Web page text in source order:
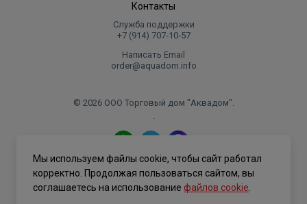
Контакты
Служба поддержки
+7 (914) 707‑10‑57
Написать Email
order@aquadom.info
© 2026 ООО Торговый дом "Аквадом".
.
Политика конфиденциальности
Мы используем файлы cookie, чтобы сайт работал
корректно. Продолжая пользоваться сайтом, вы
соглашаетесь на использование файлов cookie